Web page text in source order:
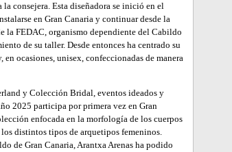
consejera. Esta diseñadora se inició en el
en Gran Canaria y continuar desde la
la FEDAC, organismo dependiente del Cabildo
de su taller. Desde entonces ha centrado su
ocasiones, unisex, confeccionadas de manera
y Colección Bridal, eventos ideados y
2025 participa por primera vez en Gran
enfocada en la morfología de los cuerpos
distintos tipos de arquetipos femeninos.
de Gran Canaria, Arantxa Arenas ha podido